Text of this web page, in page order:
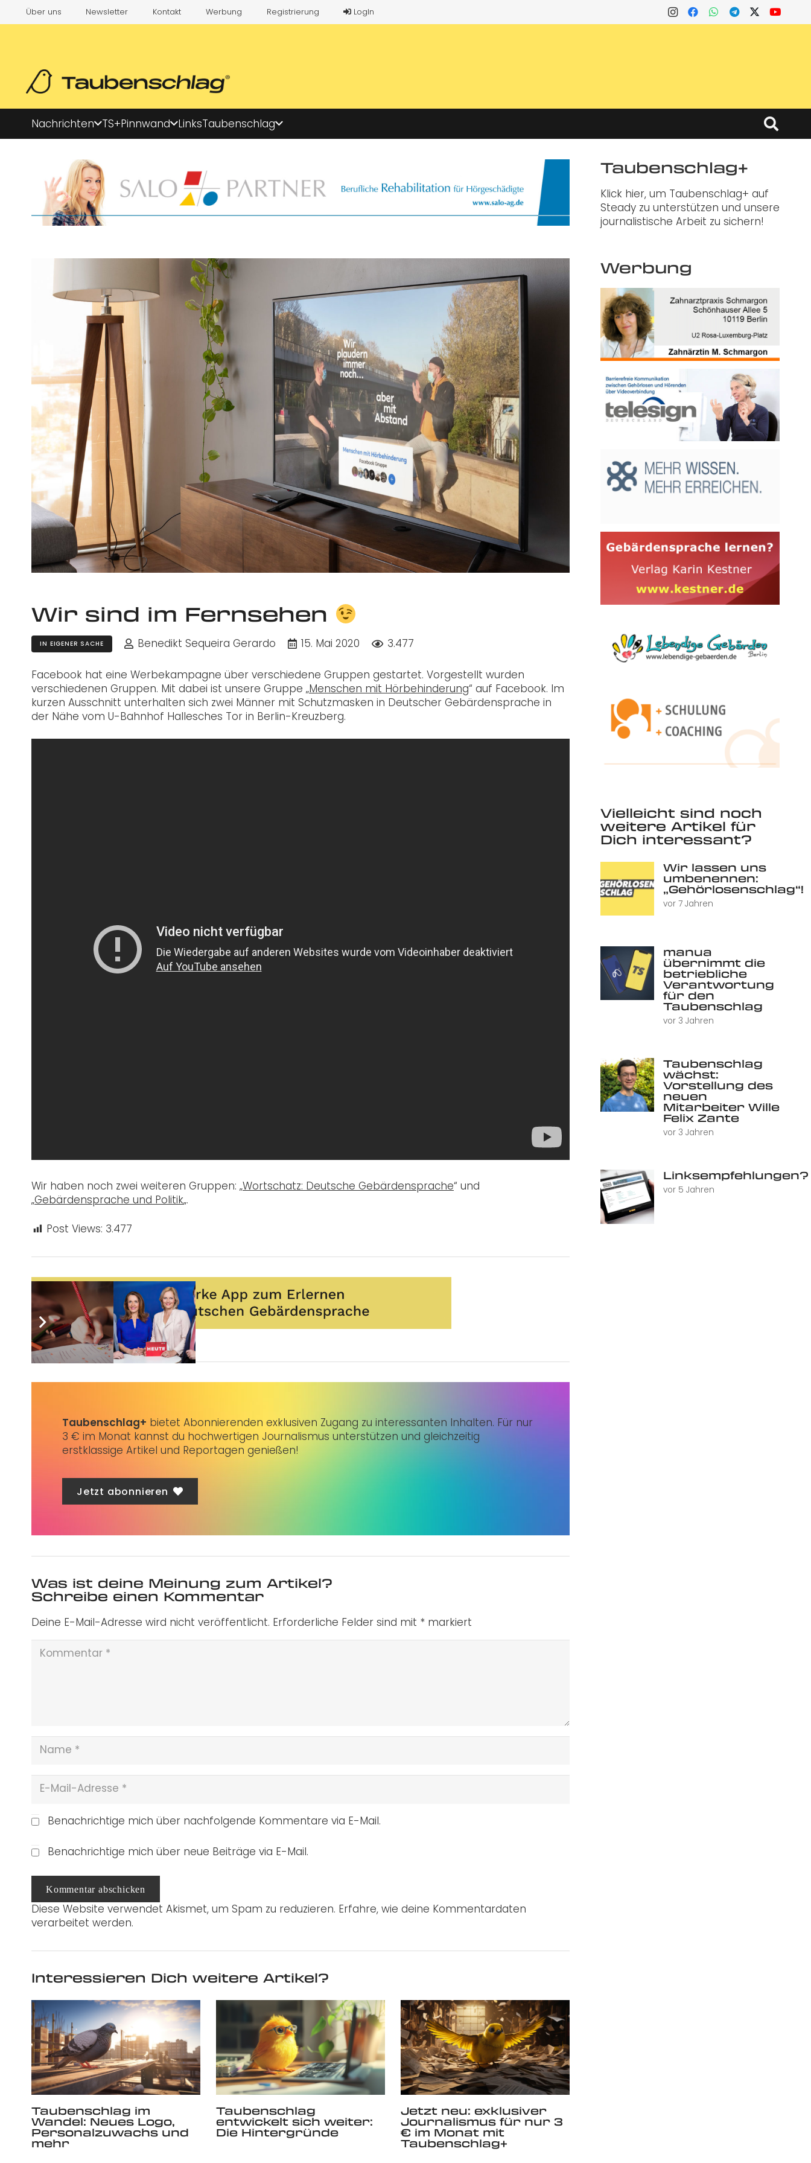
Über uns Newsletter Kontakt Werbung Registrierung LogIn
Nachrichten TS+Pinnwand LinksTaubenschlag
Wir sind im Fernsehen
IN EIGENER SACHE Benedikt Sequeira Gerardo 15. Mai 2020 3.477
Facebook hat eine Werbekampagne über verschiedene Gruppen gestartet. Vorgestellt wurden
verschiedenen Gruppen. Mit dabei ist unsere Gruppe „Menschen mit Hörbehinderung“ auf Facebook. Im
kurzen Ausschnitt unterhalten sich zwei Männer mit Schutzmasken in Deutscher Gebärdensprache in
der Nähe vom U-Bahnhof Hallesches Tor in Berlin-Kreuzberg.
Wir haben noch zwei weiteren Gruppen: „Wortschatz: Deutsche Gebärdensprache“ und
„Gebärdensprache und Politik„.
Post Views: 3.477
Sie wünschen sich auch eine Werbeanzeige?
Taubenschlag+ bietet Abonnierenden exklusiven Zugang zu interessanten Inhalten. Für nur
3 € im Monat kannst du hochwertigen Journalismus unterstützen und gleichzeitig
erstklassige Artikel und Reportagen genießen!
Jetzt abonnieren
Was ist deine Meinung zum Artikel?
Schreibe einen Kommentar
Deine E-Mail-Adresse wird nicht veröffentlicht. Erforderliche Felder sind mit * markiert
Benachrichtige mich über nachfolgende Kommentare via E-Mail.
Benachrichtige mich über neue Beiträge via E-Mail.
Kommentar abschicken
Diese Website verwendet Akismet, um Spam zu reduzieren. Erfahre, wie deine Kommentardaten
verarbeitet werden.
Interessieren Dich weitere Artikel?
Taubenschlag im
Wandel: Neues Logo,
Personalzuwachs und
mehr
Taubenschlag
entwickelt sich weiter:
Die Hintergründe
Jetzt neu: exklusiver
Journalismus für nur 3
€ im Monat mit
Taubenschlag+
Taubenschlag+
Klick hier, um Taubenschlag+ auf
Steady zu unterstützen und unsere
journalistische Arbeit zu sichern!
Werbung
Vielleicht sind noch
weitere Artikel für
Dich interessant?
Wir lassen uns
umbenennen:
„Gehörlosenschlag“!
vor 7 Jahren
manua
übernimmt die
betriebliche
Verantwortung
für den
Taubenschlag
vor 3 Jahren
Taubenschlag
wächst:
Vorstellung des
neuen
Mitarbeiter Wille
Felix Zante
vor 3 Jahren
Linksempfehlungen?
vor 5 Jahren